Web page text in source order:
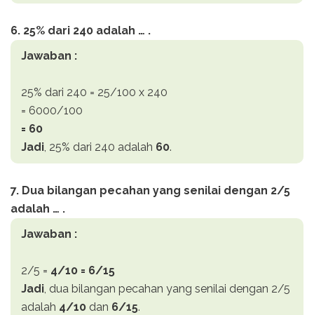
6. 25% dari 240 adalah … .
Jawaban :
25% dari 240 = 25/100 x 240
= 6000/100
= 60
Jadi, 25% dari 240 adalah 60.
7. Dua bilangan pecahan yang senilai dengan 2/5
adalah … .
Jawaban :
2/5 = 4/10 = 6/15
Jadi, dua bilangan pecahan yang senilai dengan 2/5
adalah 4/10 dan 6/15.